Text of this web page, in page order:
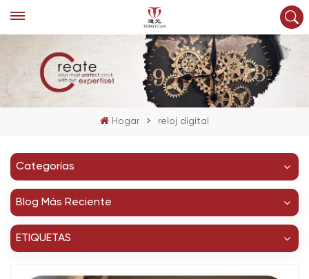
Hogar reloj digital
Categorías
Blog Más Reciente
ETIQUETAS